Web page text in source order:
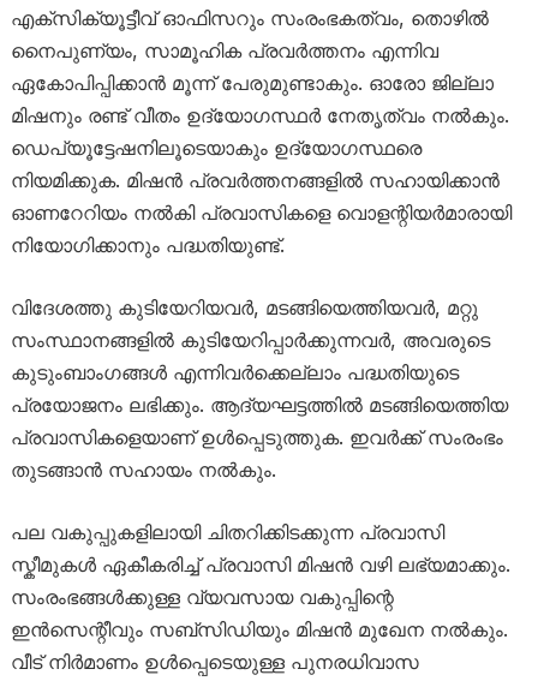
എക്സിക്യൂട്ടീവ് ഓഫിസറും സംരംഭകത്വം, തൊഴിൽ
നൈപുണ്യം, സാമൂഹിക പ്രവർത്തനം എന്നിവ
ഏകോപിപ്പിക്കാൻ മൂന്ന് പേരുമുണ്ടാകും. ഓരോ ജില്ലാ
മിഷനും രണ്ട് വീതം ഉദ്യോഗസ്ഥർ നേതൃത്വം നൽകും.
ഡെപ്യൂട്ടേഷനിലൂടെയാകും ഉദ്യോഗസ്ഥരെ
നിയമിക്കുക. മിഷൻ പ്രവർത്തനങ്ങളിൽ സഹായിക്കാൻ
ഓണറേറിയം നൽകി പ്രവാസികളെ വൊളന്റിയർമാരായി
നിയോഗിക്കാനും പദ്ധതിയുണ്ട്.
വിദേശത്തു കുടിയേറിയവർ, മടങ്ങിയെത്തിയവർ, മറ്റു
സംസ്ഥാനങ്ങളിൽ കുടിയേറിപ്പാർക്കുന്നവർ, അവരുടെ
കുടുംബാംഗങ്ങൾ എന്നിവർക്കെല്ലാം പദ്ധതിയുടെ
പ്രയോജനം ലഭിക്കും. ആദ്യഘട്ടത്തിൽ മടങ്ങിയെത്തിയ
പ്രവാസികളെയാണ് ഉൾപ്പെടുത്തുക. ഇവർക്ക് സംരംഭം
തുടങ്ങാൻ സഹായം നൽകും.
പല വകുപ്പുകളിലായി ചിതറിക്കിടക്കുന്ന പ്രവാസി
സ്കീമുകൾ ഏകീകരിച്ച് പ്രവാസി മിഷൻ വഴി ലഭ്യമാക്കും.
സംരംഭങ്ങൾക്കുള്ള വ്യവസായ വകുപ്പിന്റെ
ഇൻസെന്റീവും സബ്സിഡിയും മിഷൻ മുഖേന നൽകും.
വീട് നിർമാണം ഉൾപ്പെടെയുള്ള പുനരധിവാസ